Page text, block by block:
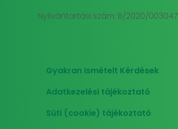
Nyilvántartási szám: B/2020/003047
Gyakran Ismételt Kérdések
Adatkezelési tájékoztató
Süti (cookie) tájékoztató